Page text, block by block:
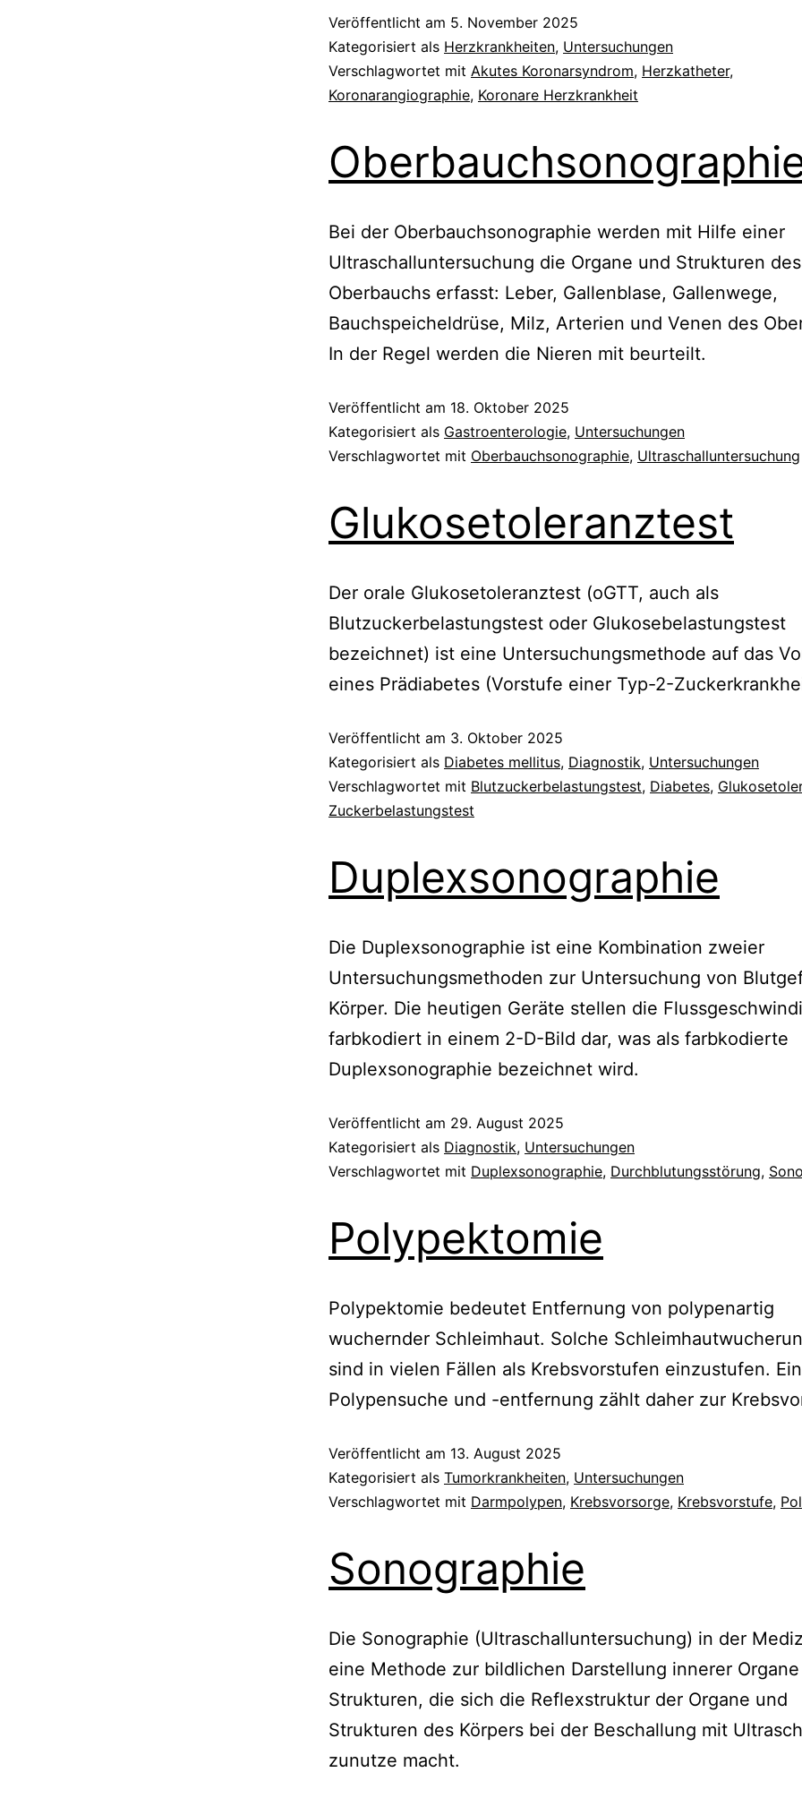
Veröffentlicht am 5. November 2025
Kategorisiert als Herzkrankheiten, Untersuchungen
Verschlagwortet mit Akutes Koronarsyndrom, Herzkatheter,
Koronarangiographie, Koronare Herzkrankheit
Bei der Oberbauchsonographie werden mit Hilfe einer
Ultraschalluntersuchung die Organe und Strukturen des
Oberbauchs erfasst: Leber, Gallenblase, Gallenwege,
Bauchspeicheldrüse, Milz, Arterien und Venen des
In der Regel werden die Nieren mit beurteilt.
Veröffentlicht am 18. Oktober 2025
Kategorisiert als Gastroenterologie, Untersuchungen
Verschlagwortet mit Oberbauchsonographie, Ultraschalluntersuchung
Glukosetoleranztest
Der orale Glukosetoleranztest (oGTT, auch als
Blutzuckerbelastungstest oder Glukosebelastungstest
bezeichnet) ist eine Untersuchungsmethode auf das
eines Prädiabetes (Vorstufe einer Typ-2-
Veröffentlicht am 3. Oktober 2025
Kategorisiert als Diabetes mellitus, Diagnostik, Untersuchungen
Verschlagwortet mit Blutzuckerbelastungstest, Diabetes,
Zuckerbelastungstest
Duplexsonographie
Die Duplexsonographie ist eine Kombination zweier
Untersuchungsmethoden zur Untersuchung von
Körper. Die heutigen Geräte stellen die
farbkodiert in einem 2-D-Bild dar, was als farbkodierte
Duplexsonographie bezeichnet wird.
Veröffentlicht am 29. August 2025
Kategorisiert als Diagnostik, Untersuchungen
Verschlagwortet mit Duplexsonographie, Durchblutungsstörung,
Polypektomie
Polypektomie bedeutet Entfernung von polypenartig
wuchernder Schleimhaut. Solche
sind in vielen Fällen als Krebsvorstufen einzustufen.
Polypensuche und -entfernung zählt daher zur
Veröffentlicht am 13. August 2025
Kategorisiert als Tumorkrankheiten, Untersuchungen
Verschlagwortet mit Darmpolypen, Krebsvorsorge, Krebsvorstufe,
Sonographie
Die Sonographie (Ultraschalluntersuchung) in der
eine Methode zur bildlichen Darstellung innerer
Strukturen, die sich die Reflexstruktur der Organe und
Strukturen des Körpers bei der Beschallung mit
zunutze macht.